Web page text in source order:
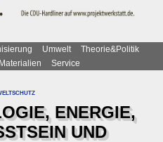
Umwelt
Theorie&Politik
Materialien
Service
ENERGIE,
UND